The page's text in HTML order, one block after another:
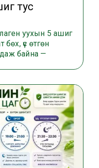
тус
уухын 5 ашиг
бөх, үс өтгөн
байна —